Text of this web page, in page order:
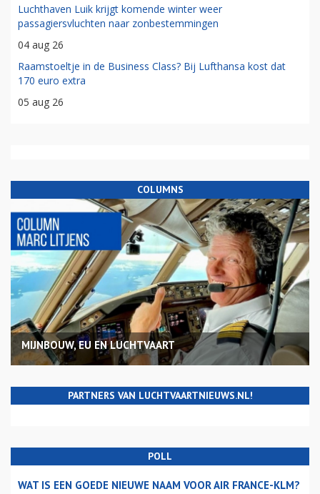
Luchthaven Luik krijgt komende winter weer
passagiersvluchten naar zonbestemmingen
04 aug 26
Raamstoeltje in de Business Class? Bij Lufthansa kost dat
170 euro extra
05 aug 26
COLUMNS
MIJNBOUW, EU EN LUCHTVAART
PARTNERS VAN LUCHTVAARTNIEUWS.NL!
POLL
WAT IS EEN GOEDE NIEUWE NAAM VOOR AIR FRANCE-KLM?